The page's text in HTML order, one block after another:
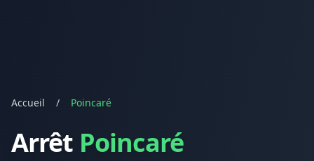
Accueil / Poincaré
Arrêt Poincaré